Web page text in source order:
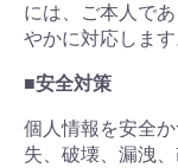
には、ご本人で
やかに対応します
■安全対策
個人情報を安全
失、破壊、漏洩